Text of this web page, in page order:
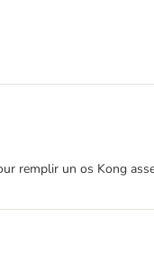
remplir un os Kong